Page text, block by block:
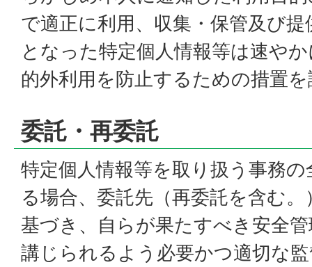
で適正に利用、収集・保管及び
となった特定個人情報等は速や
的外利用を防止するための措置
委託・再委託
特定個人情報等を取り扱う事務
る場合、委託先（再委託を含む
基づき、自らが果たすべき安全
講じられるよう必要かつ適切な